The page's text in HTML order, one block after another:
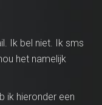
Ik bel niet. Ik sms
het namelijk
ik hieronder een